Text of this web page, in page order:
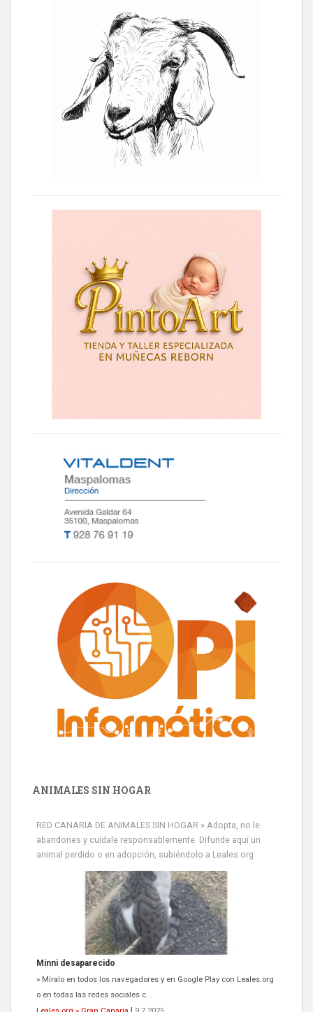
ANIMALES SIN HOGAR
RED CANARIA DE ANIMALES SIN HOGAR » Adopta, no le
abandones y cuídale responsablemente. Difunde aquí un
animal perdido o en adopción, subiéndolo a Leales.org
Minni desaparecido
» Míralo en todos los navegadores y en Google Play con Leales.org
o en todas las redes sociales c...